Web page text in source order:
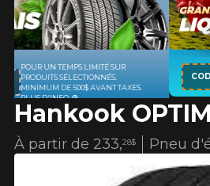
PNEUS
RECHERCHE DE
Rechercher par
Par dimensions
Recherche par dimensions
ROUES
RECHERCHE DE
ENSEMBLES
RECHERCHE
PROMOTIONS
Hankook
Pneu
À partir de 233,28$
CODE PROMO KUMHO12